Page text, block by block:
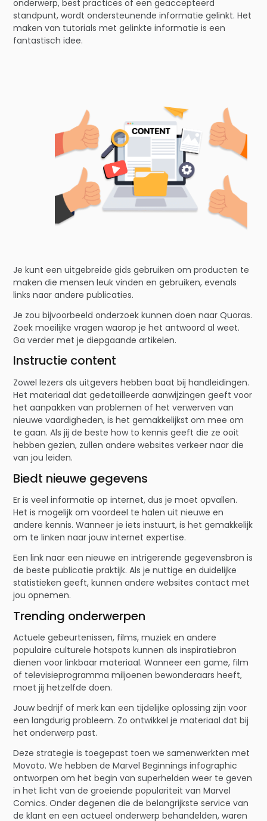
onderwerp, best practices of een geaccepteerd
standpunt, wordt ondersteunende informatie gelinkt. Het
maken van tutorials met gelinkte informatie is een
fantastisch idee.
Je kunt een uitgebreide gids gebruiken om producten te
maken die mensen leuk vinden en gebruiken, evenals
links naar andere publicaties.
Je zou bijvoorbeeld onderzoek kunnen doen naar Quoras.
Zoek moeilijke vragen waarop je het antwoord al weet.
Ga verder met je diepgaande artikelen.
Instructie content
Zowel lezers als uitgevers hebben baat bij handleidingen.
Het materiaal dat gedetailleerde aanwijzingen geeft voor
het aanpakken van problemen of het verwerven van
nieuwe vaardigheden, is het gemakkelijkst om mee om
te gaan. Als jij de beste how to kennis geeft die ze ooit
hebben gezien, zullen andere websites verkeer naar die
van jou leiden.
Biedt nieuwe gegevens
Er is veel informatie op internet, dus je moet opvallen.
Het is mogelijk om voordeel te halen uit nieuwe en
andere kennis. Wanneer je iets instuurt, is het gemakkelijk
om te linken naar jouw internet expertise.
Een link naar een nieuwe en intrigerende gegevensbron is
de beste publicatie praktijk. Als je nuttige en duidelijke
statistieken geeft, kunnen andere websites contact met
jou opnemen.
Trending onderwerpen
Actuele gebeurtenissen, films, muziek en andere
populaire culturele hotspots kunnen als inspiratiebron
dienen voor linkbaar materiaal. Wanneer een game, film
of televisieprogramma miljoenen bewonderaars heeft,
moet jij hetzelfde doen.
Jouw bedrijf of merk kan een tijdelijke oplossing zijn voor
een langdurig probleem. Zo ontwikkel je materiaal dat bij
het onderwerp past.
Deze strategie is toegepast toen we samenwerkten met
Movoto. We hebben de Marvel Beginnings infographic
ontworpen om het begin van superhelden weer te geven
in het licht van de groeiende populariteit van Marvel
Comics. Onder degenen die de belangrijkste service van
de klant en een actueel onderwerp behandelden, waren